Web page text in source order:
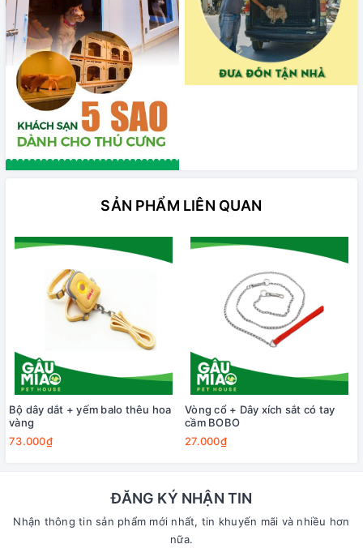
SẢN PHẨM LIÊN QUAN
Bộ dây dắt + yếm balo thêu hoa
vàng
73.000₫
Vòng cổ + Dây xích sắt có tay
cầm BOBO
27.000₫
ĐĂNG KÝ NHẬN TIN
Nhận thông tin sản phẩm mới nhất, tin khuyến mãi và nhiều hơn
nữa.